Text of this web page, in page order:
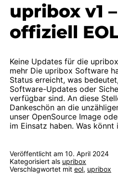
upribox v1
offiziell
Keine Updates für die
mehr Die upribox Software
Status erreicht, was
Software-Updates oder
verfügbar sind. An diese
Dankeschön an die
unser OpenSource Image
im Einsatz haben. Was könnt
Veröffentlicht am 10. April 2024
Kategorisiert als upribox
Verschlagwortet mit eol, upribox